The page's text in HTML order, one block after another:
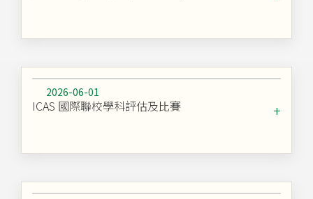
2026-06-01
ICAS 國際聯校學科評估及比賽